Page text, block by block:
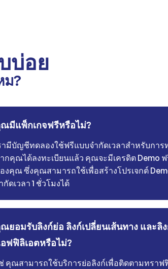
บ่อย
ม?
มีแพ็กเกจฟรีหรือไม่?
ามีบัญชีทดลองใช้ฟรีแบบจำกัดเวลาสำหรับการ
กคุณได้ลงทะเบียนแล้ว คุณจะมีเครดิต Demo
งคุณ ซึ่งคุณสามารถใช้เพื่อสร้างโปรเจกต์
กัดเวลา 1 ชั่วโมงได้
ยอมรับลิงก์ย่อ ลิงก์เปลี่ยนเส้นทาง และลิ
ฟฟิลิเอตหรือไม่?
คุณสามารถใช้บริการย่อลิงก์เพื่อติดตามทราฟ